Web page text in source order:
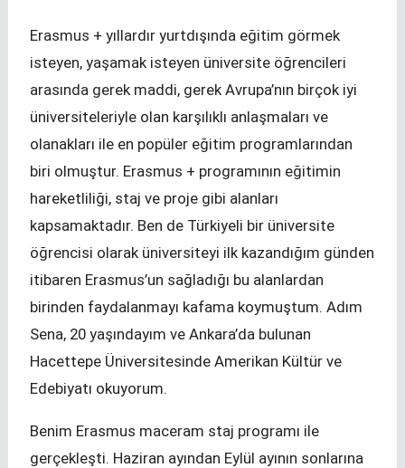
Erasmus + yıllardır yurtdışında eğitim görmek
isteyen, yaşamak isteyen üniversite öğrencileri
arasında gerek maddi, gerek Avrupa’nın birçok iyi
üniversiteleriyle olan karşılıklı anlaşmaları ve
olanakları ile en popüler eğitim programlarından
biri olmuştur. Erasmus + programının eğitimin
hareketliliği, staj ve proje gibi alanları
kapsamaktadır. Ben de Türkiyeli bir üniversite
öğrencisi olarak üniversiteyi ilk kazandığım günden
itibaren Erasmus’un sağladığı bu alanlardan
birinden faydalanmayı kafama koymuştum. Adım
Sena, 20 yaşındayım ve Ankara’da bulunan
Hacettepe Üniversitesinde Amerikan Kültür ve
Edebiyatı okuyorum.
Benim Erasmus maceram staj programı ile
gerçekleşti. Haziran ayından Eylül ayının sonlarına